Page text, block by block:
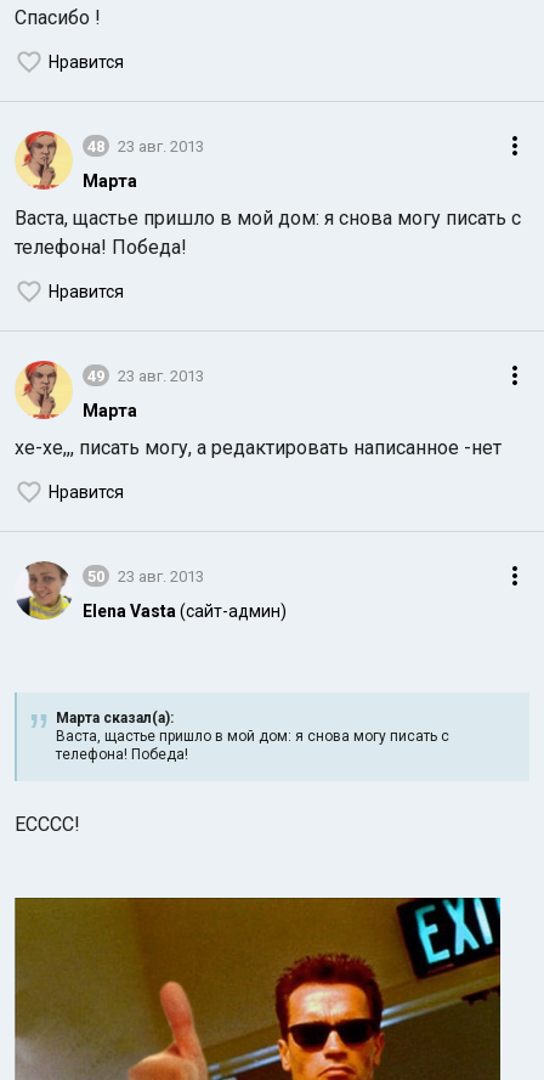
Спасибо !
Нравится
48 23 авг. 2013
Марта
Васта, щастье пришло в мой дом: я снова могу писать с
телефона! Победа!
Нравится
49 23 авг. 2013
Марта
хе-хе,,, писать могу, а редактировать написанное -нет
Нравится
50 23 авг. 2013
Elena Vasta (сайт-админ)
Марта сказал(а):
Васта, щастье пришло в мой дом: я снова могу писать с
телефона! Победа!
ЕСССС!